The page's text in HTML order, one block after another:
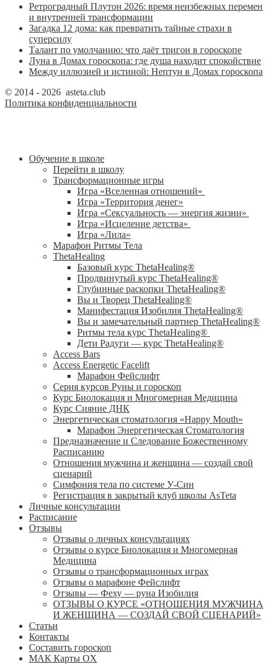
Ретроградный Плутон 2026: время неизбежных перемен
и внутренней трансформации
Загадка 12 дома: как превратить тайные страхи в
суперсилу
Талант по умолчанию: что даёт тригон в гороскопе
Луна в Домах гороскопа: где душа находит спокойствие
Между иллюзией и истиной: Нептун в Домах гороскопа
© 2014 - 2026 asteta.club
Политика конфиденциальности
Обучение в школе
Перейти в школу
Трансформационные игры
Игра «Вселенная отношений»
Игра «Территория денег»
Игра «Сексуальность — энергия жизни»
Игра «Исцеление детства»
Игра «Лила»
Марафон Ритмы Тела
ThetaHealing
Базовый курс ThetaHealing®
Продвинутый курс ThetaHealing®
Глубинные раскопки ThetaHealing®
Вы и Творец ThetaHealing®
Манифестация Изобилия ThetaHealing®
Вы и замечательный партнер ThetaHealing®
Ритмы тела курс ThetaHealing®
Дети Радуги — курс ThetaHealing®
Access Bars
Access Energetic Facelift
Марафон Фейслифт
Серия курсов Руны и гороскоп
Курс Биолокация и Многомерная Медицина
Курс Сияние ДНК
Энергетическая стоматология «Happy Mouth»
Марафон Энергетическая Cтоматология
Предназначение и Следование Божественному
Расписанию
Отношения мужчина и женщина — создай свой
сценарий
Симфония тела по системе У-Син
Регистрация в закрытый клуб школы AsTeta
Личные консультации
Расписание
Отзывы
Отзывы о личных консультациях
Отзывы о курсе Биолокация и Многомерная
Медицина
Отзывы о трансформационных играх
Отзывы о марафоне Фейслифт
Отзывы — Феху — руна Изобилия
ОТЗЫВЫ О КУРСЕ «ОТНОШЕНИЯ МУЖЧИНА
И ЖЕНЩИНА — СОЗДАЙ СВОЙ СЦЕНАРИЙ»
Статьи
Контакты
Составить гороскоп
МАК Карты OХ